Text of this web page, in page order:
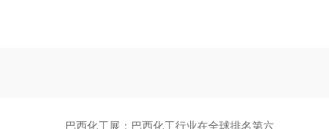
巴西化工展：巴西化工行业在全球排名第六